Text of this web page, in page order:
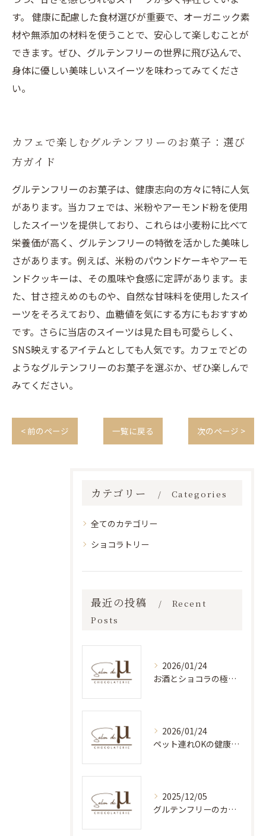
す。 健康に配慮した食材選びが重要で、オーガニック素
材や無添加の材料を使うことで、安心して楽しむことが
できます。ぜひ、グルテンフリーの世界に飛び込んで、
身体に優しい美味しいスイーツを味わってみてくださ
い。
カフェで楽しむグルテンフリーのお菓子：選び
方ガイド
グルテンフリーのお菓子は、健康志向の方々に特に人気
があります。当カフェでは、米粉やアーモンド粉を使用
したスイーツを提供しており、これらは小麦粉に比べて
栄養価が高く、グルテンフリーの特徴を活かした美味し
さがあります。例えば、米粉のパウンドケーキやアーモ
ンドクッキーは、その風味や食感に定評があります。ま
た、甘さ控えめのものや、自然な甘味料を使用したスイ
ーツをそろえており、血糖値を気にする方にもおすすめ
です。さらに当店のスイーツは見た目も可愛らしく、
SNS映えするアイテムとしても人気です。カフェでどの
ようなグルテンフリーのお菓子を選ぶか、ぜひ楽しんで
みてください。
< 前のページ 一覧に戻る 次のページ >
カテゴリー Categories
全てのカテゴリー
ショコラトリー
最近の投稿
Recent
Posts
2026/01/24
お酒とショコラの極上カフェ体験
2026/01/24
ペット連れOKの健康スイーツカフェ
2025/12/05
グルテンフリーのカフェスイーツ